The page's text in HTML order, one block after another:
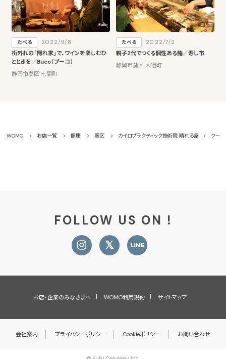
たべる
2022/9/8
街外れの「隠れ家」で、ワインを楽しむひ
とときを／Buco（ブーコ）
静岡市葵区 七間町
たべる
2022/7/2
親子2代でつくる個性ある鮨／寿し市
静岡市葵区 人宿町
WOMO お店一覧 健康 葵区 カイロプラクティック施術院 晴れる屋 クー
FOLLOW US ON !
お店・企業のみなさまへ WOMO利用規約 サイトマップ
会社案内 プライバシーポリシー Cookieポリシー お問い合わせ